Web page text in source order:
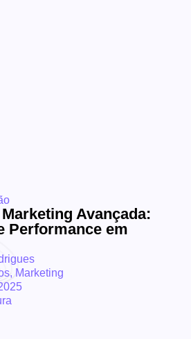
Avançada:
Performance em
, Marketing